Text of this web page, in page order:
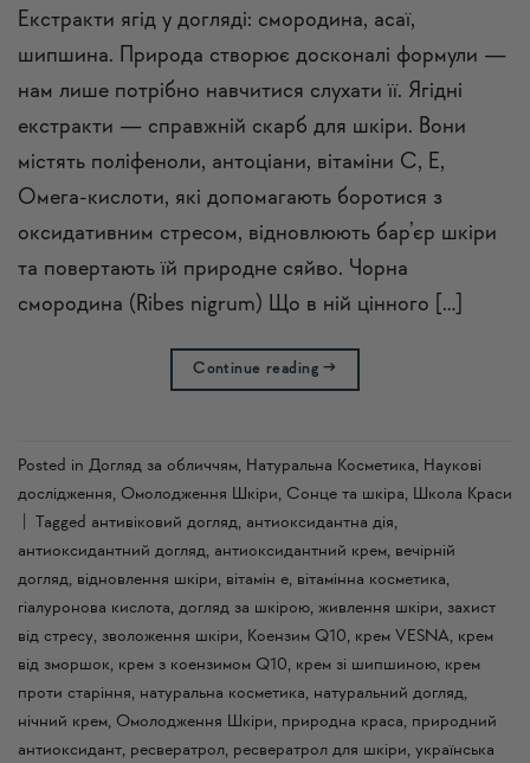
Екстракти ягід у догляді: смородина, асаї,
шипшина. Природа створює досконалі формули —
нам лише потрібно навчитися слухати її. Ягідні
екстракти — справжній скарб для шкіри. Вони
містять поліфеноли, антоціани, вітаміни С, Е,
Омега-кислоти, які допомагають боротися з
оксидативним стресом, відновлюють бар’єр шкіри
та повертають їй природне сяйво. Чорна
смородина (Ribes nigrum) Що в ній цінного […]
Continue reading→
Posted in Догляд за обличчям, Натуральна Косметика, Наукові
дослідження, Омолодження Шкіри, Сонце та шкіра, Школа Краси
Tagged антивіковий догляд, антиоксидантна дія,
антиоксидантний догляд, антиоксидантний крем, вечірній
догляд, відновлення шкіри, вітамін е, вітамінна косметика,
гіалуронова кислота, догляд за шкірою, живлення шкіри, захист
від стресу, зволоження шкіри, Коензим Q10, крем VESNA, крем
від зморшок, крем з коензимом Q10, крем зі шипшиною, крем
проти старіння, натуральна косметика, натуральний догляд,
нічний крем, Омолодження Шкіри, природна краса, природний
антиоксидант, ресвератрол, ресвератрол для шкіри, українська